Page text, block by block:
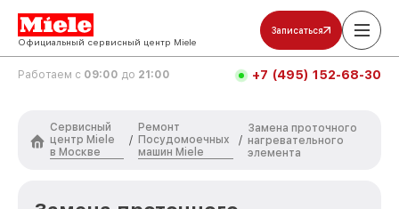
Официальный сервисный центр Miele
Записаться
Работаем с 09:00 до 21:00 +7 (495) 152-68-30
Сервисный
центр Miele
в Москве
/
Ремонт
Посудомоечных
машин Miele
/
Замена проточного
нагревательного
элемента